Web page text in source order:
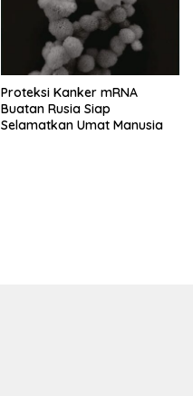
Proteksi Kanker mRNA
Buatan Rusia Siap
Selamatkan Umat Manusia